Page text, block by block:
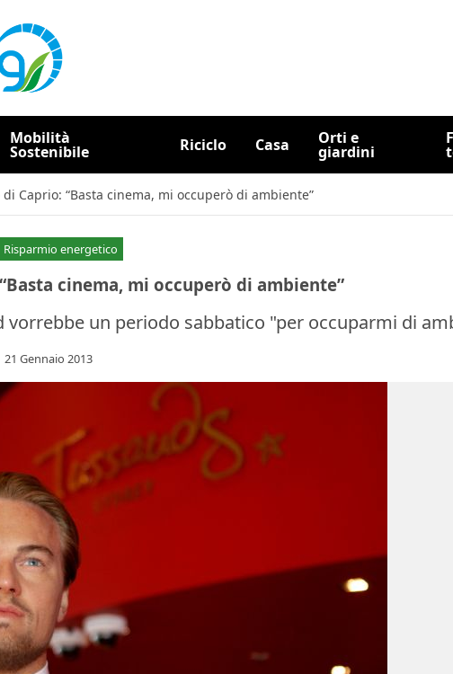
Mobilità
Sostenibile Riciclo Casa Orti e
giardini
di Caprio: “Basta cinema, mi occuperò di ambiente”
Risparmio energetico
cinema, mi occuperò di ambiente”
vorrebbe un periodo sabbatico "per occuparmi di
21 Gennaio 2013